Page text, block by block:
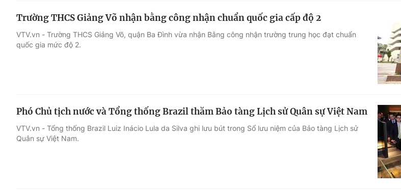
Trường THCS Giảng Võ nhận bằng công nhận chuẩn quốc gia cấp độ 2
VTV.vn - Trường THCS Giảng Võ, quận Ba Đình vừa nhận Bằng công nhận trường trung học đạt chuẩn
quốc gia mức độ 2.
Phó Chủ tịch nước và Tổng thống Brazil thăm Bảo tàng Lịch sử Quân sự Việt Nam
VTV.vn - Tổng thống Brazil Luiz Inácio Lula da Silva ghi lưu bút trong Sổ lưu niệm của Bảo tàng Lịch sử
Quân sự Việt Nam.